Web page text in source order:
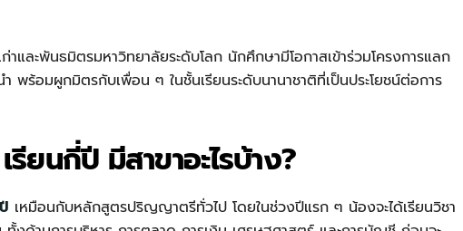
และพันธมิตรมหาวิทยาลัยระดับโลก นักศึกษามีโอกาสเข้าร่วมโครงการแลก
พร้อมผูกมิตรกับเพื่อน ๆ ในชั้นเรียนระดับนานาชาติที่เป็นประโยชน์ต่อการ
รียนกี่ปี มีสาขาอะไรบ้าง?
เหมือนกับหลักสูตรปริญญาตรีทั่วไป โดยในช่วงปีแรก ๆ น้องจะได้เรียนวิชา